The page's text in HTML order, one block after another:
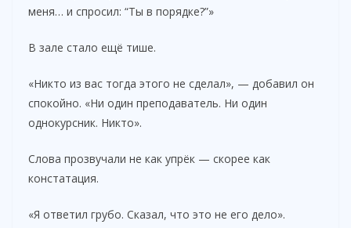
меня… и спросил: “Ты в порядке?”»
В зале стало ещё тише.
«Никто из вас тогда этого не сделал», — добавил он
спокойно. «Ни один преподаватель. Ни один
однокурсник. Никто».
Слова прозвучали не как упрёк — скорее как
констатация.
«Я ответил грубо. Сказал, что это не его дело».